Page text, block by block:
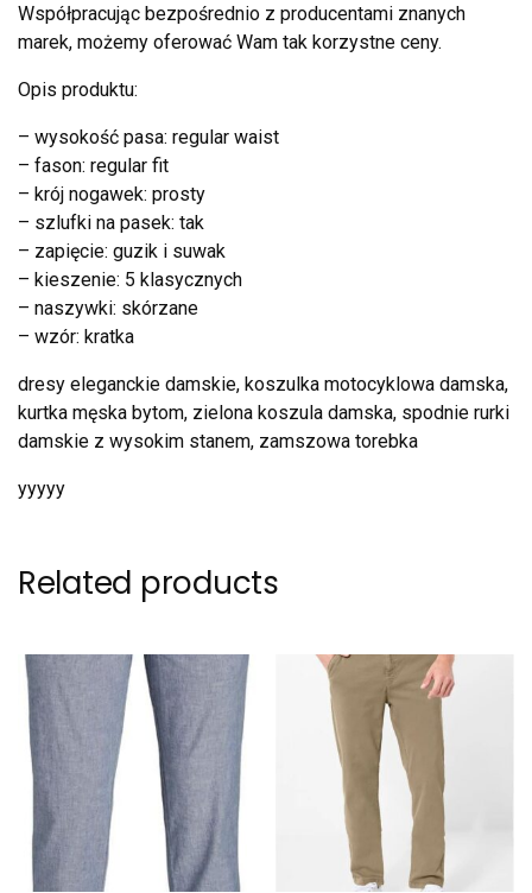
Współpracując bezpośrednio z producentami znanych
marek, możemy oferować Wam tak korzystne ceny.
Opis produktu:
– wysokość pasa: regular waist
– fason: regular fit
– krój nogawek: prosty
– szlufki na pasek: tak
– zapięcie: guzik i suwak
– kieszenie: 5 klasycznych
– naszywki: skórzane
– wzór: kratka
dresy eleganckie damskie, koszulka motocyklowa damska,
kurtka męska bytom, zielona koszula damska, spodnie rurki
damskie z wysokim stanem, zamszowa torebka
yyyyy
Related products